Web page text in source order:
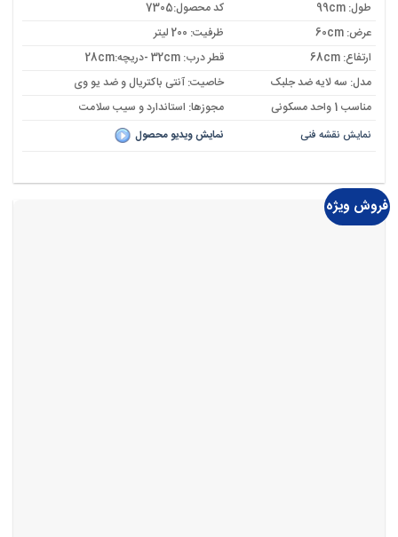
طول: 99cm
کد محصول:7305
عرض: 60cm
ظرفیت: 200 لیتر
ارتفاع: 68cm
قطر درب: 32cm -دریچه:28cm
مدل: سه لایه ضد جلبک
خاصیت: آنتی باکتریال و ضد یو وی
مناسب 1 واحد مسکونی
مجوزها: استاندارد و سیب سلامت
نمایش نقشه فنی نمایش ویدیو محصول
فروش ویژه